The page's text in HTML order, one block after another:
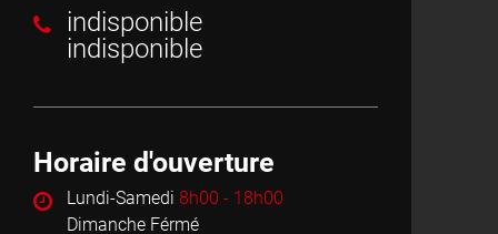
indisponible
indisponible
Horaire d'ouverture
Lundi-Samedi 8h00 - 18h00
Dimanche Férmé